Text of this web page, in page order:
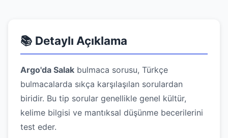
📚 Detaylı Açıklama
Argo'da Salak bulmaca sorusu, Türkçe
bulmacalarda sıkça karşılaşılan sorulardan
biridir. Bu tip sorular genellikle genel kültür,
kelime bilgisi ve mantıksal düşünme becerilerini
test eder.